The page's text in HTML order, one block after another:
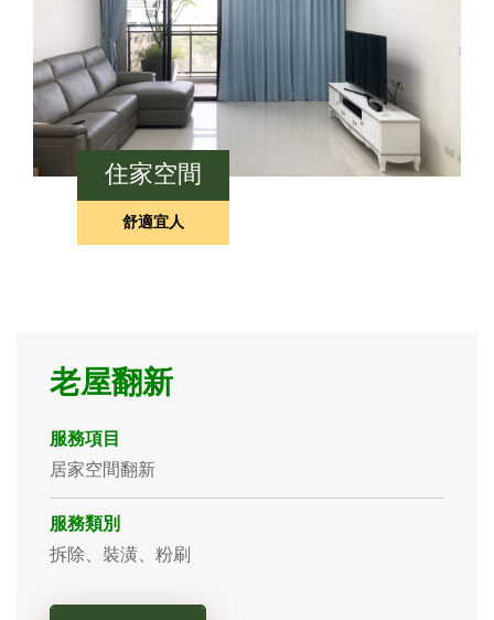
住家空間
舒適宜人
老屋翻新
服務項目
居家空間翻新
服務類別
拆除、裝潢、粉刷